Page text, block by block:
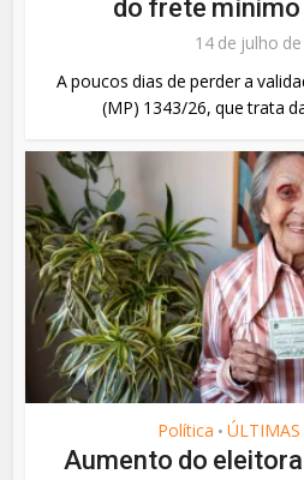
do frete
14 de julho
A poucos dias de perder a
(MP) 1343/26, que trata
Política • ÚLTIMAS
Aumento do